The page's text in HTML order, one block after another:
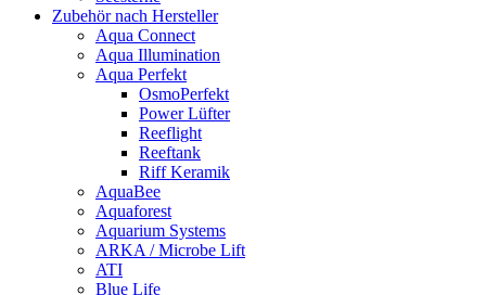
Zubehör nach Hersteller
Aqua Connect
Aqua Illumination
Aqua Perfekt
OsmoPerfekt
Power Lüfter
Reeflight
Reeftank
Riff Keramik
AquaBee
Aquaforest
Aquarium Systems
ARKA / Microbe Lift
ATI
Blue Life